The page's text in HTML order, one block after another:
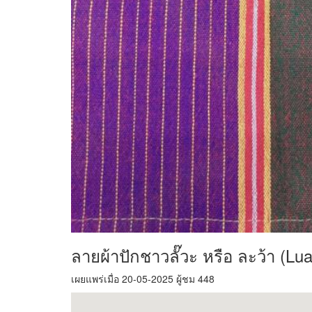
ลายผ้าปักชาวลั๊วะ หรือ ละว้า
เผยแพร่เมื่อ 20-05-2025 ผู้ชม 448